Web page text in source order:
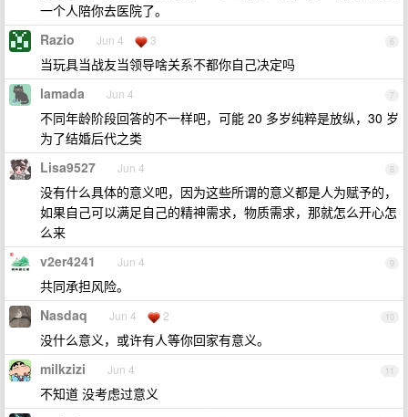
一个人陪你去医院了。
6
Razio Jun 4 3
当玩具当战友当领导啥关系不都你自己决定吗
7
lamada Jun 4
不同年龄阶段回答的不一样吧，可能 20 多岁纯粹是放纵，30 岁
为了结婚后代之类
8
Lisa9527 Jun 4
没有什么具体的意义吧，因为这些所谓的意义都是人为赋予的，
如果自己可以满足自己的精神需求，物质需求，那就怎么开心怎
么来
9
v2er4241 Jun 4
共同承担风险。
10
Nasdaq Jun 4 2
没什么意义，或许有人等你回家有意义。
11
milkzizi Jun 4
不知道 没考虑过意义